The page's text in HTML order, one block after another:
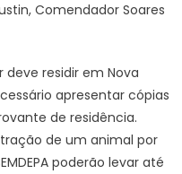
Comendador Soares
residir em Nova
apresentar cópias
de residência.
de um animal por
poderão levar até